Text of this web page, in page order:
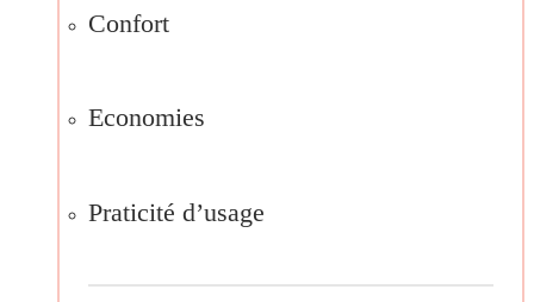
Confort
Economies
Praticité d’usage